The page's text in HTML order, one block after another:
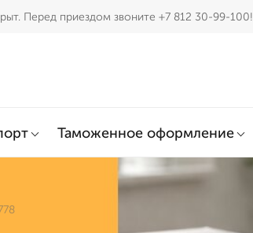
Перед приездом звоните +7 812 30-99-100!
Таможенное оформление